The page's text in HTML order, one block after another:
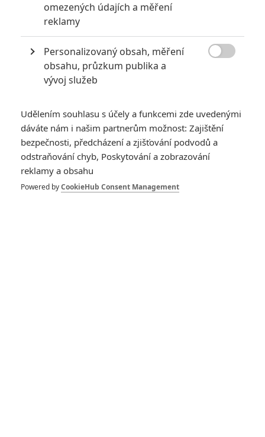
POSLEDNÍ KOMENTOVANÉ
ČLÁNEK | 01.08.2026 16:40
Marvel nečekaně zrušil již schválené pokračování
拆彈專家
1 ČLÁNEK | 30.07.2026 20:14
Děti krve a kostí: Regulérní trailer představuje akční fantasy
dobrodružství s vůní Afriky
Spider-Man: Zbrusu nový den – Podle recenzí máme čekat
omezených údajích a měření
reklamy
Personalizovaný obsah, měření
obsahu, průzkum publika a
vývoj služeb
Udělením souhlasu s účely a funkcemi zde uvedenými
dáváte nám i našim partnerům možnost: Zajištění
bezpečnosti, předcházení a zjišťování podvodů a
odstraňování chyb, Poskytování a zobrazování
reklamy a obsahu
Powered byCookieHub Consent Management